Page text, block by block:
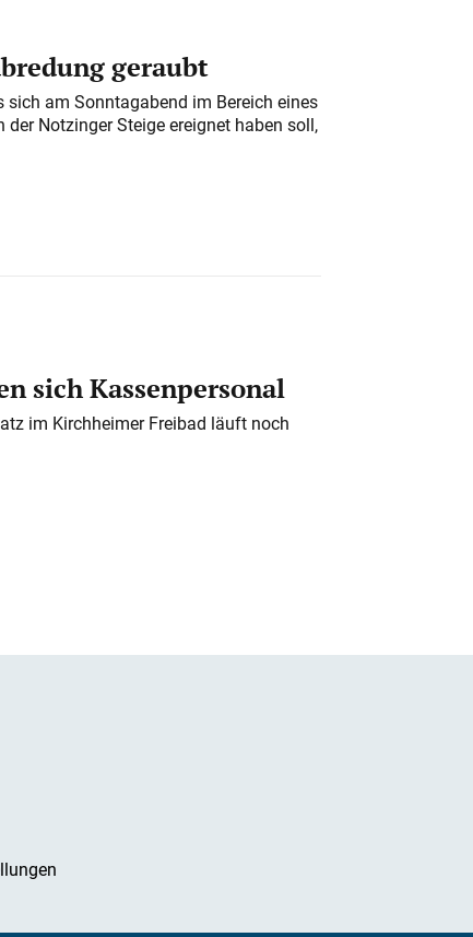
geraubt
am Sonntagabend im Bereich eines
Notzinger Steige ereignet haben soll,
sich Kassenpersonal
im Kirchheimer Freibad läuft noch